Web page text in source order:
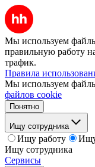
Мы используем
правильную работу
трафик.
Правила
Мы используем
файлов cookie
Понятно
Ищу сотрудника
Ищу работу
Ищу сотрудника
Сервисы